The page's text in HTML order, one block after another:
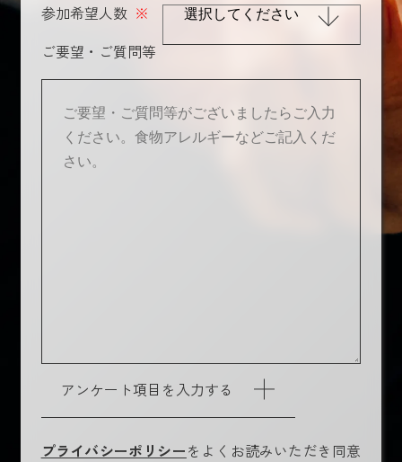
参加希望人数 ※
ご要望・ご質問等
アンケート項目を入力する
プライバシーポリシーをよくお読みいただき同意